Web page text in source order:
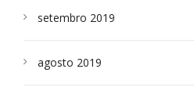
setembro 2019
agosto 2019